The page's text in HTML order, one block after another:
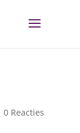
0 Reacties